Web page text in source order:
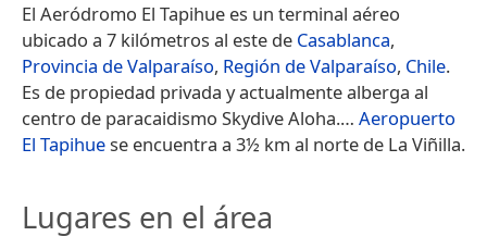
El Aeródromo El Tapihue es un terminal aéreo
ubicado a 7 kilómetros al este de Casablanca,
Provincia de Valparaíso, Región de Valparaíso, Chile.
Es de propiedad privada y actualmente alberga al
centro de paracaidismo Skydive Aloha.​… Aeropuerto
El Tapihuese encuentra a 3½ km al norte de La Viñilla.
Lugares en el área